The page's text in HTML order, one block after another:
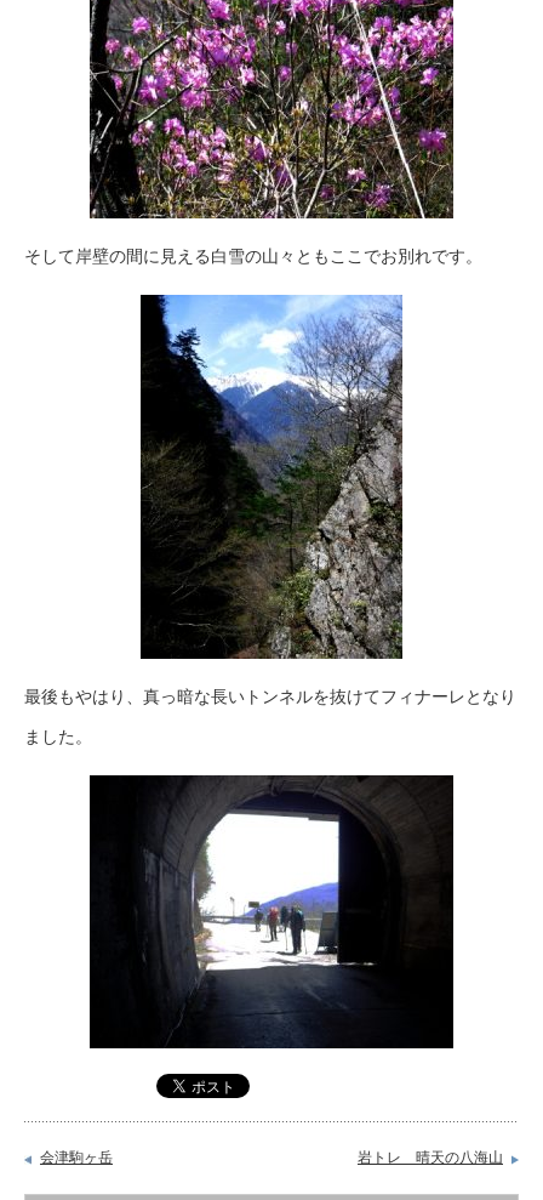
そして岸壁の間に見える白雪の山々ともここでお別れです。
最後もやはり、真っ暗な長いトンネルを抜けてフィナーレとなり
ました。
会津駒ヶ岳 岩トレ 晴天の八海山